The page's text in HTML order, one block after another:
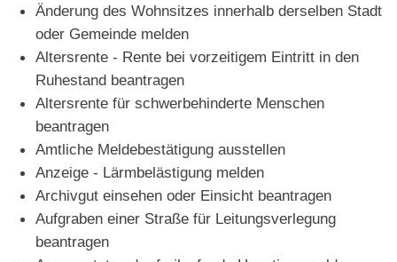
Änderung des Wohnsitzes innerhalb derselben Stadt
oder Gemeinde melden
Altersrente - Rente bei vorzeitigem Eintritt in den
Ruhestand beantragen
Altersrente für schwerbehinderte Menschen
beantragen
Amtliche Meldebestätigung ausstellen
Anzeige - Lärmbelästigung melden
Archivgut einsehen oder Einsicht beantragen
Aufgraben einer Straße für Leitungsverlegung
beantragen